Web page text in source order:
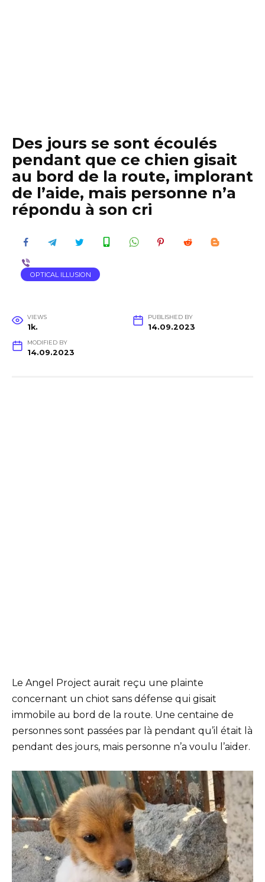
Des jours se sont écoulés
pendant que ce chien gisait
au bord de la route, implorant
de l’aide, mais personne n’a
répondu à son cri
OPTICAL ILLUSION
VIEWS
1k.
PUBLISHED BY
14.09.2023
MODIFIED BY
14.09.2023
Le Angel Project aurait reçu une plainte
concernant un chiot sans défense qui gisait
immobile au bord de la route. Une centaine de
personnes sont passées par là pendant qu’il était là
pendant des jours, mais personne n’a voulu l’aider.